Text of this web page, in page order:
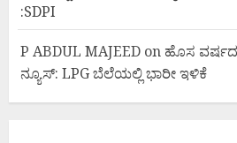
:SDPI
P ABDUL MAJEED on ಹೊಸ
ನ್ಯೂಸ್: LPG ಬೆಲೆಯಲ್ಲಿ ಭಾರೀ ಇಳಿಕೆ